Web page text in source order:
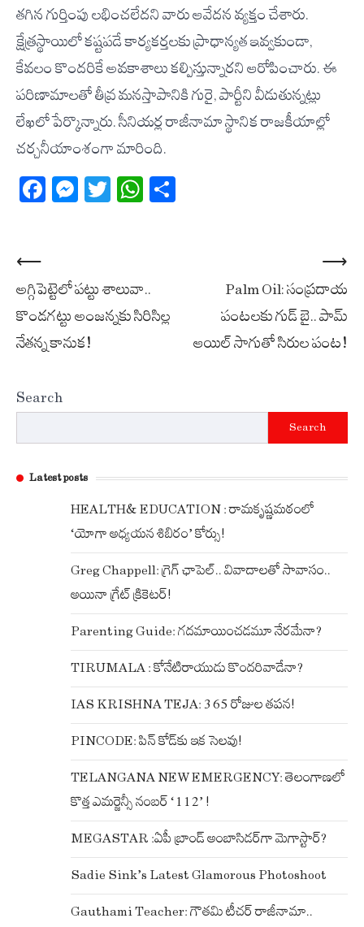
తగిన గుర్తింపు లభించలేదని వారు ఆవేదన వ్యక్తం చేశారు.
క్షేత్రస్థాయిలో కష్టపడే కార్యకర్తలకు ప్రాధాన్యత ఇవ్వకుండా,
కేవలం కొందరికే అవకాశాలు కల్పిస్తున్నారని ఆరోపించారు. ఈ
పరిణామాలతో తీవ్ర మనస్తాపానికి గురై, పార్టీని వీడుతున్నట్లు
లేఖలో పేర్కొన్నారు. సీనియర్ల రాజీనామా స్థానిక రాజకీయాల్లో
చర్చనీయాంశంగా మారింది.
Facebook
Messenger
TwitterWhatsApp
Post
navigation
⟵
అగ్గిపెట్టెలో పట్టు శాలువా..
కొండగట్టు అంజన్నకు సిరిసిల్ల
నేతన్న కానుక!
Palm Oil: సంప్రదాయ
పంటలకు గుడ్ బై.. పామ్
ఆయిల్ సాగుతో సిరుల పంట!
⟶
Search
Search
Latest posts
HEALTH& EDUCATION : రామకృష్ణమఠంలో
‘యోగా అధ్యయన శిబిరం’ కోర్సు!
Greg Chappell: గ్రెగ్ ఛాపెల్.. వివాదాలతో సావాసం..
అయినా గ్రేట్ క్రికెటర్!
Parenting Guide: గదమాయించడమూ నేరమేనా?
TIRUMALA : కోనేటిరాయుడు కొందరివాడేనా?
IAS KRISHNA TEJA: 365 రోజుల తపన!
PINCODE: పిన్ కోడ్‌కు ఇక సెలవు!
TELANGANA NEW EMERGENCY: తెలంగాణలో
కొత్త ఎమర్జెన్సీ నంబర్ ‘112’ !
MEGASTAR :ఏపీ బ్రాండ్ అంబాసిడర్‌గా మెగాస్టార్?
Sadie Sink’s Latest Glamorous Photoshoot
Gauthami Teacher: గౌతమి టీచర్ రాజీనామా..